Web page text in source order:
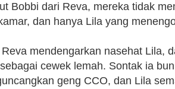
Bobbi dari Reva, mereka tidak
dan hanya Lila yang
mendengarkan nasehat Lila,
cewek lemah. Sontak ia
geng CCO, dan Lila